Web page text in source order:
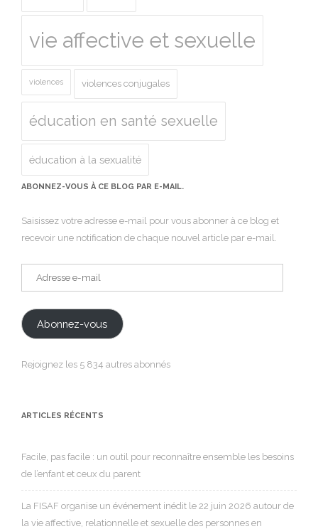
vie affective et sexuelle
violences violences conjugales
éducation en santé sexuelle
éducation à la sexualité
ABONNEZ-VOUS À CE BLOG PAR E-MAIL.
Saisissez votre adresse e-mail pour vous abonner à ce blog et
recevoir une notification de chaque nouvel article par e-mail.
Adresse
e-
Abonnez-vous
Rejoignez les 5 834 autres abonnés
ARTICLES RÉCENTS
Facile, pas facile : un outil pour reconnaître ensemble les besoins
de l’enfant et ceux du parent
La FISAF organise un événement inédit le 22 juin 2026 autour de
la vie affective, relationnelle et sexuelle des personnes en